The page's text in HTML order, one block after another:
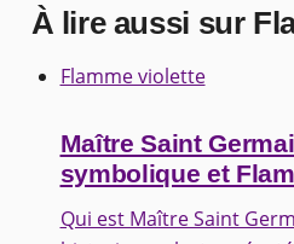
À lire aussi sur
Flamme violette
Maître Saint
symbolique et
Qui est Maître Saint